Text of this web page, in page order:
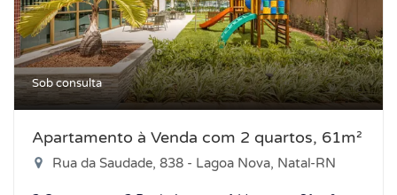
Sob consulta
Apartamento à Venda com 2 quartos, 61m²
Rua da Saudade, 838 - Lagoa Nova, Natal-RN